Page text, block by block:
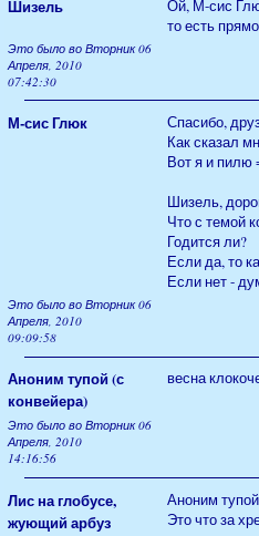
Шизель
Ой, М-сис
то есть
Это было во Вторник 06
Апреля, 2010
07:42:30
М-сис Глюк
Спасибо,
Как сказал
Вот я и пилю
Шизель,
Что с темой
Годится ли?
Если да, то
Если нет -
Это было во Вторник 06
Апреля, 2010
09:09:58
Аноним тупой (с
конвейера)
весна
Это было во Вторник 06
Апреля, 2010
14:16:56
Лис на глобусе,
жующий арбуз
Аноним
Это что за